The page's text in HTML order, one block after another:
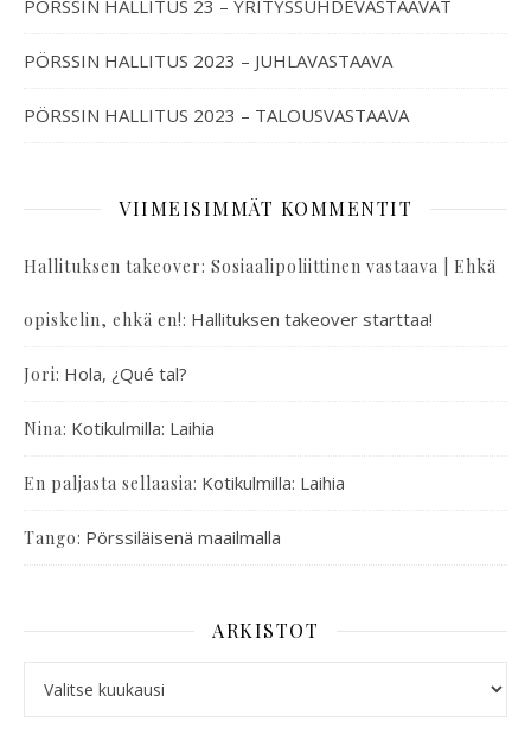
PÖRSSIN HALLITUS 23 – YRITYSSUHDEVASTAAVAT
PÖRSSIN HALLITUS 2023 – JUHLAVASTAAVA
PÖRSSIN HALLITUS 2023 – TALOUSVASTAAVA
VIIMEISIMMÄT KOMMENTIT
Hallituksen takeover: Sosiaalipoliittinen vastaava | Ehkä
opiskelin, ehkä en!: Hallituksen takeover starttaa!
Jori: Hola, ¿Qué tal?
Nina: Kotikulmilla: Laihia
En paljasta sellaasia: Kotikulmilla: Laihia
Tango: Pörssiläisenä maailmalla
ARKISTOT